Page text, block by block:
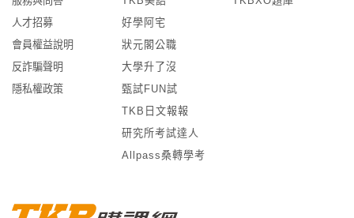
人才招募
會員權益說明
反詐騙聲明
隱私權政策
好學阿宅
狀元閣公職
大學升了沒
甄試FUN試
TKB日文報報
研究所考試達人
Allpass桑轉學考